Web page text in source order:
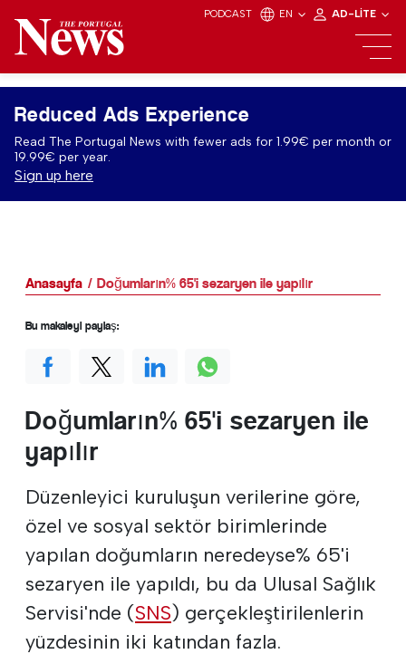
PODCAST EN AD-LITE
Reduced Ads Experience
Read The Portugal News with fewer ads for 1.99€ per month or
19.99€ per year.
Sign up here
Anasayfa Doğumların% 65'i sezaryen ile yapılır
Doğumların% 65'i sezaryen ile
yapılır
Düzenleyici kuruluşun verilerine göre,
özel ve sosyal sektör birimlerinde
yapılan doğumların neredeyse% 65'i
sezaryen ile yapıldı, bu da Ulusal Sağlık
Servisi'nde (SNS) gerçekleştirilenlerin
yüzdesinin iki katından fazla.
Bu makaleyi paylaş: